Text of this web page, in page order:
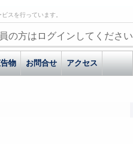
スを行っています。
の方はログインしてください
物 お問合せ アクセス